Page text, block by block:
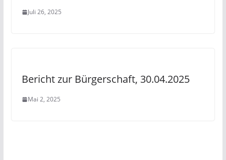
Juli 26, 2025
Bericht zur Bürgerschaft, 30.04.2025
Mai 2, 2025